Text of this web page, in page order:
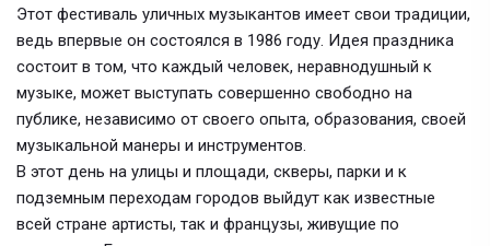
Этот фестиваль уличных музыкантов имеет свои традиции,
ведь впервые он состоялся в 1986 году. Идея праздника
состоит в том, что каждый человек, неравнодушный к
музыке, может выступать совершенно свободно на
публике, независимо от своего опыта, образования, своей
музыкальной манеры и инструментов.
В этот день на улицы и площади, скверы, парки и к
подземным переходам городов выйдут как известные
всей стране артисты, так и французы, живущие по